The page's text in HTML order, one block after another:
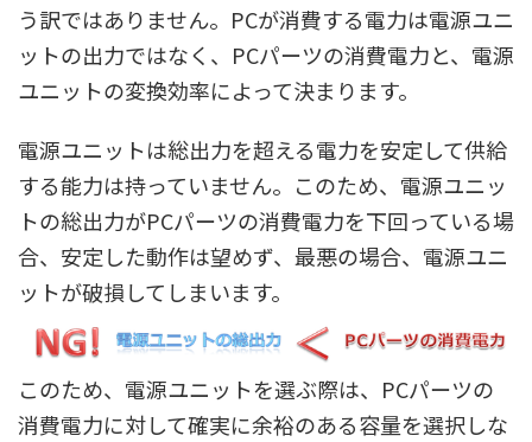
う訳ではありません。PCが消費する電力は電源ユニ
ットの出力ではなく、PCパーツの消費電力と、電源
ユニットの変換効率によって決まります。
電源ユニットは総出力を超える電力を安定して供給
する能力は持っていません。このため、電源ユニッ
トの総出力がPCパーツの消費電力を下回っている場
合、安定した動作は望めず、最悪の場合、電源ユニ
ットが破損してしまいます。
このため、電源ユニットを選ぶ際は、PCパーツの
消費電力に対して確実に余裕のある容量を選択しな